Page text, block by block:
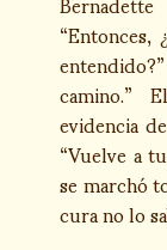
camino.”
evidencia
“Vuelve a
se marchó
cura no lo